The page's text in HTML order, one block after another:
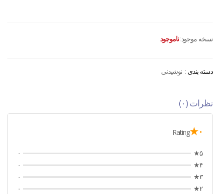
نسخه موجود: ناموجود
دسته بندی : نوشیدنی
نظرات (۰)
۰★ Rating
۵★
۰
۴★
۰
۳★
۰
۲★
۰